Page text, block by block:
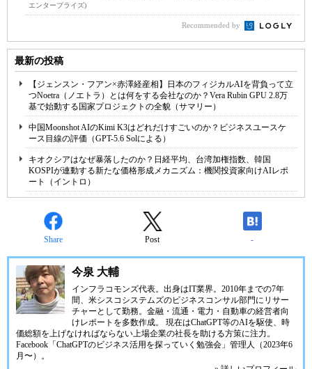
エンタープライズ)
Recommended by
最新の投稿
【ジェンスン・フアン×赤澤経産相】日本のフィジカルAIを背負って立
つNoetra（ノエトラ）とは何をする会社なのか？Vera Rubin GPU 2.8万
基で始動する国家プロジェクトの全貌（サマリー）
中国Moonshot AIのKimi K3はどれだけすごいのか？ビジネスユースケ
ース目線の評価（GPT-5.6 Solによる）
キオクシアはなぜ暴落したのか？日経平均、台湾加権指数、韓国
KOSPIが連動する新たな価格形成メカニズム：機関投資家向けAIレポ
ート（イントロ）
Share Post -
今泉 大輔
インフラコモンズ代表。出身はIT業界。2010年までの7年
間、米シスコシステムズのビジネスコンサル部門にリサー
チャーとして勤務。金融・流通・電力・自動車の経営者向
けレポートを多数作成。 現在はChatGPT等のAIを駆使、時
価総額を上げなければならない上場企業の社長を助ける方策に注力。
Facebook「ChatGPTのビジネス活用を探っていく勉強会」管理人（2023年6
月〜）。